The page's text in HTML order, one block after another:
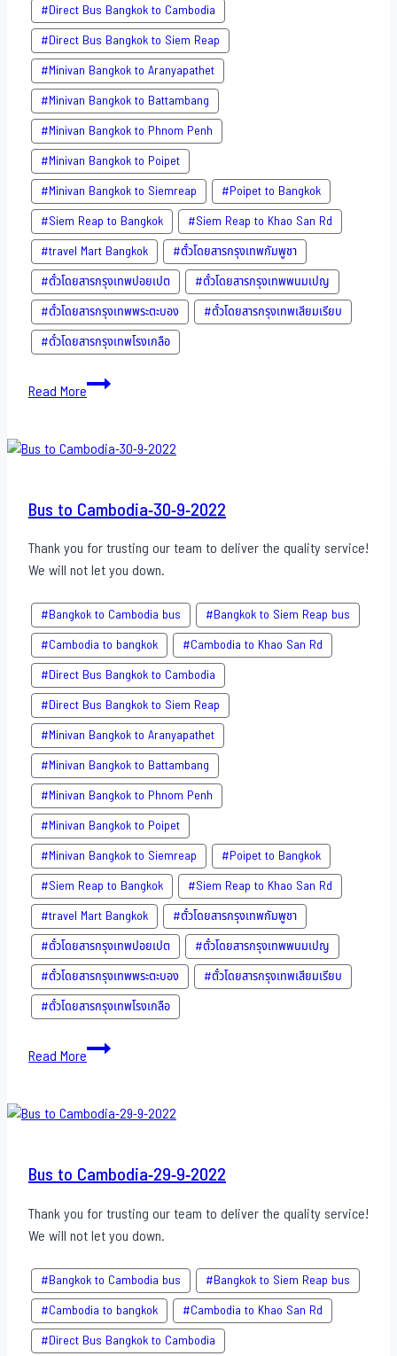
#Direct​ Bus Bangkok to Cambodia
#Direct​ Bus Bangkok to Siem Reap
#Minivan Bangkok to​ Aranyapathet​
#Minivan​ Bangkok to Battambang
#Minivan Bangkok to Phnom Penh
#Minivan Bangkok to Poipet
#Minivan Bangkok to Siemreap
#Poipet to Bangkok
#Siem Reap to Bangkok
#Siem Reap to Khao San​ Rd
#travel Mart Bangkok
#ตั๋วโดยสารกรุงเทพกัมพูชา
#ตั๋วโดยสารกรุงเทพปอยเปต
#ตั๋วโดยสารกรุงเทพพนมเปญ
#ตั๋วโดยสารกรุงเทพพระตะบอง
#ตั๋วโดยสารกรุงเทพเสียมเรียบ
#ตั๋วโดยสารกรุงเทพโรงเกลือ
Read MoreBus
to
3-
Bus to Cambodia-30-9-2022
Thank you for trusting our team to deliver the quality service!
We will not let you down.
#Bangkok to Cambodia bus
#Bangkok to Siem Reap bus
#Cambodia to bangkok
#Cambodia to Khao San​ Rd
#Direct​ Bus Bangkok to Cambodia
#Direct​ Bus Bangkok to Siem Reap
#Minivan Bangkok to​ Aranyapathet​
#Minivan​ Bangkok to Battambang
#Minivan Bangkok to Phnom Penh
#Minivan Bangkok to Poipet
#Minivan Bangkok to Siemreap
#Poipet to Bangkok
#Siem Reap to Bangkok
#Siem Reap to Khao San​ Rd
#travel Mart Bangkok
#ตั๋วโดยสารกรุงเทพกัมพูชา
#ตั๋วโดยสารกรุงเทพปอยเปต
#ตั๋วโดยสารกรุงเทพพนมเปญ
#ตั๋วโดยสารกรุงเทพพระตะบอง
#ตั๋วโดยสารกรุงเทพเสียมเรียบ
#ตั๋วโดยสารกรุงเทพโรงเกลือ
Read MoreBus
to
30-
Bus to Cambodia-29-9-2022
Thank you for trusting our team to deliver the quality service!
We will not let you down.
#Bangkok to Cambodia bus
#Bangkok to Siem Reap bus
#Cambodia to bangkok
#Cambodia to Khao San​ Rd
#Direct​ Bus Bangkok to Cambodia